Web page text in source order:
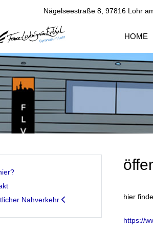
Nägelseestraße 8, 97816 Lohr
HOME
Nahverkehr
hier
https://